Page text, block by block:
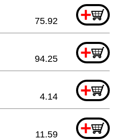
+
75.92
+
94.25
+
4.14
+
11.59